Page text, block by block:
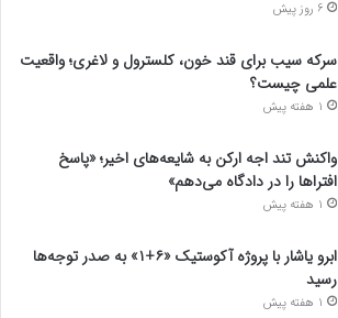
6 روز پیش
سرکه سیب برای قند خون، کلسترول و لاغری؛ واقعیت
علمی چیست؟
1 هفته پیش
واکنش تند اجه ارکن به شایعه‌های اخیر؛ «پاسخ
افتراها را در دادگاه می‌دهم»
1 هفته پیش
ابرو یاشار با پروژه آکوستیک «۶+۱» به صدر توجه‌ها
رسید
1 هفته پیش